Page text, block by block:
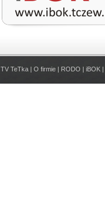
TV TeTka | O firmie | RODO | iBOK |